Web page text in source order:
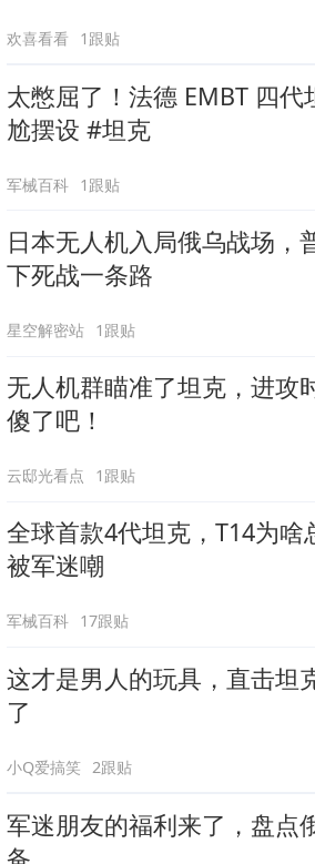
欢喜看看 1跟贴
太憋屈了！法德 EMBT 四
尬摆设 #坦克
军械百科 1跟贴
日本无人机入局俄乌战场，
下死战一条路
星空解密站 1跟贴
无人机群瞄准了坦克，进攻
傻了吧！
云邸光看点 1跟贴
全球首款4代坦克，T14为啥
被军迷嘲
军械百科 17跟贴
这才是男人的玩具，直击坦
了
小Q爱搞笑 2跟贴
军迷朋友的福利来了，盘点